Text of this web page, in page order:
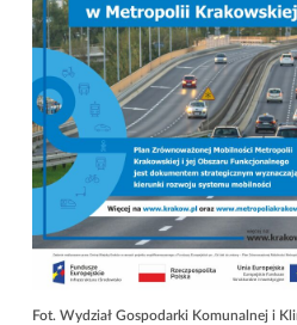
Fot. Wydział Gospodarki Komunalnej i